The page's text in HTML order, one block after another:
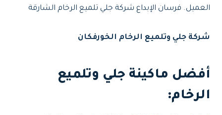
العميل. فرسان الإبداع شركة جلي تلميع الرخام الشارقة
شركة جلي وتلميع الرخام الخورفكان
أفضل ماكينة جلي وتلميع
الرخام: